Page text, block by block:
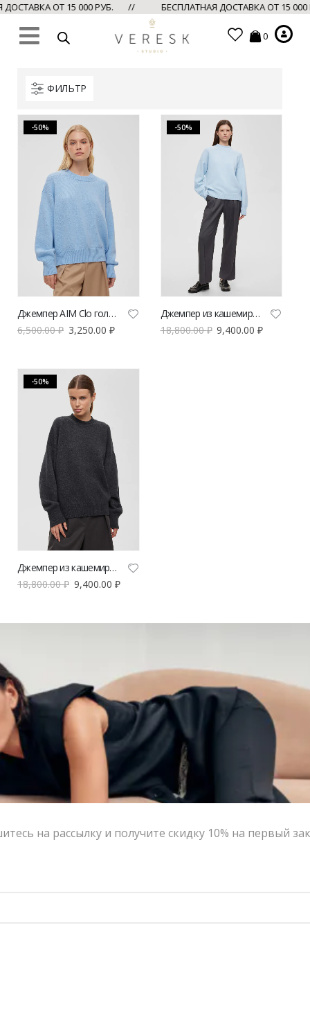
ОТ 15 000 РУБ. // БЕСПЛАТНАЯ ДОСТАВКА ОТ 15
0
ФИЛЬТР
-50%
Джемпер AIM Clo голубой
6,500.00₽ 3,250.00 ₽
-50%
Джемпер из кашемира POISE голубой
18,800.00₽ 9,400.00₽
-50%
Джемпер из кашемира POISE антрацит
18,800.00₽ 9,400.00 ₽
Контакты
Сотрудничество с дизайнерами
Оферта
Политика конфиденциальности
© 2016-2026 | VERESK studio
на рассылку и получите скидку 10% на первый